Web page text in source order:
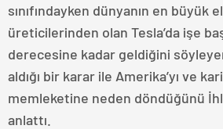
sınıfındayken dünyanın en büyük
üreticilerinden olan Tesla’da işe
derecesine kadar geldiğini
aldığı bir karar ile Amerika’yı ve
memleketine neden döndüğünü
anlattı.